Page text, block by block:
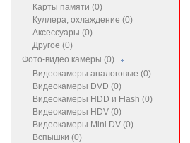
Карты памяти (0)
Куллера, охлаждение (0)
Аксессуары (0)
Другое (0)
Фото-видео камеры (0)
Видеокамеры аналоговые (0)
Видеокамеры DVD (0)
Видеокамеры HDD и Flash (0)
Видеокамеры HDV (0)
Видеокамеры Mini DV (0)
Вспышки (0)